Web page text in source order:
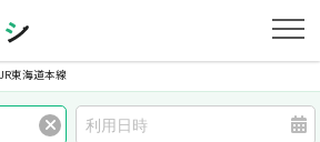
JR東海道本線